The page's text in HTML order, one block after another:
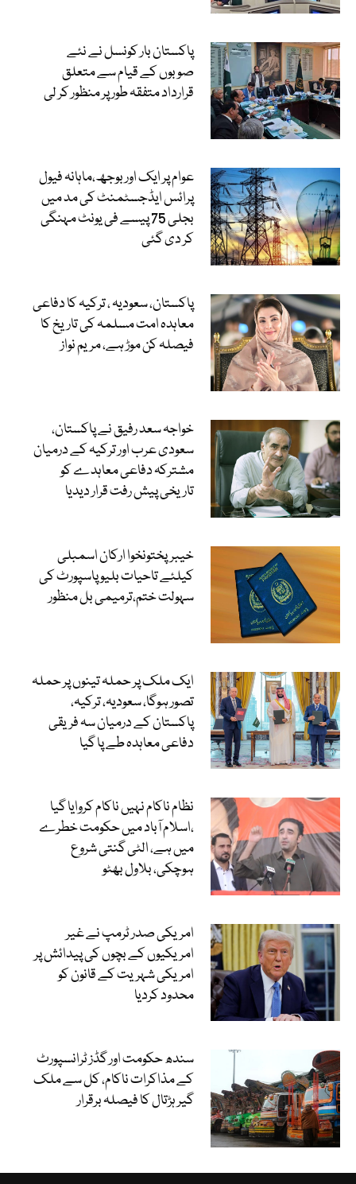
پاکستان بار کونسل نے نئے
صوبوں کے قیام سے متعلق
قرارداد متفقہ طور پر منظور کر لی
عوام پر ایک اور بوجھ،ماہانہ فیول
پرائس ایڈجسٹمنٹ کی مد میں
بجلی 75 پیسے فی یونٹ مہنگی
کر دی گئی
پاکستان، سعودیہ ، ترکیہ کا دفاعی
معاہدہ امت مسلمہ کی تاریخ کا
فیصلہ کن موڑ ہے، مریم نواز
خواجہ سعد رفیق نے پاکستان،
سعودی عرب اور ترکیہ کے درمیان
مشترکہ دفاعی معاہدے کو
تاریخی پیش رفت قرار دیدیا
خیبرپختونخوا ارکان اسمبلی
کیلئے تاحیات بلیو پاسپورٹ کی
سہولت ختم،ترمیمی بل منظور
ایک ملک پر حملہ تینوں پر حملہ
تصور ہوگا، سعودیہ، ترکیہ،
پاکستان کے درمیان سہ فریقی
دفاعی معاہدہ طے پا گیا
نظام ناکام نہیں ناکام کروایا گیا
،اسلام آباد میں حکومت خطرے
میں ہے، الٹی گنتی شروع
ہوچکی، بلاول بھٹو
امریکی صدر ٹرمپ نے غیر
امریکیوں کے بچوں کی پیدائش پر
امریکی شہریت کے قانون کو
محدود کردیا
سندھ حکومت اور گڈز ٹرانسپورٹ
کے مذاکرات ناکام، کل سے ملک
گیر ہڑتال کا فیصلہ برقرار